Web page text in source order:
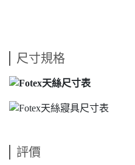
尺寸規格
評價